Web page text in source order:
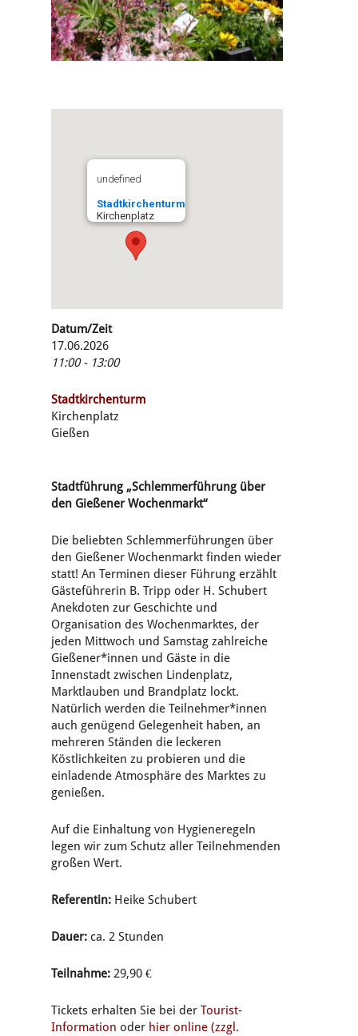
undefined
Stadtkirchenturm
Kirchenplatz
Datum/Zeit
17.06.2026
11:00 - 13:00
Stadtkirchenturm
Kirchenplatz
Gießen
Stadtführung „Schlemmerführung über
den Gießener Wochenmarkt“
Die beliebten Schlemmerführungen über
den Gießener Wochenmarkt finden wieder
statt! An Terminen dieser Führung erzählt
Gästeführerin B. Tripp oder H. Schubert
Anekdoten zur Geschichte und
Organisation des Wochenmarktes, der
jeden Mittwoch und Samstag zahlreiche
Gießener*innen und Gäste in die
Innenstadt zwischen Lindenplatz,
Marktlauben und Brandplatz lockt.
Natürlich werden die Teilnehmer*innen
auch genügend Gelegenheit haben, an
mehreren Ständen die leckeren
Köstlichkeiten zu probieren und die
einladende Atmosphäre des Marktes zu
genießen.
Auf die Einhaltung von Hygieneregeln
legen wir zum Schutz aller Teilnehmenden
großen Wert.
Referentin: Heike Schubert
Dauer: ca. 2 Stunden
Teilnahme: 29,90 €
Tickets erhalten Sie bei der Tourist-
Information oder hier online (zzgl.